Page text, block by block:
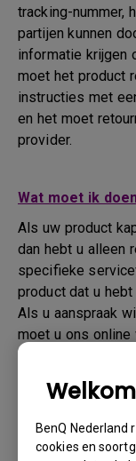
BenQ Nederland
cookies en
tracking-nummer,
partijen kunnen
informatie krijgen
moet het product
instructies met
en het moet
provider.
Wat moet ik
Als uw product
dan hebt u alleen
specifieke
product dat u hebt
Als u aanspraak
moet u ons
noodzakelijke
verstrekken en
dit doen op
land.
Er wordt dan via